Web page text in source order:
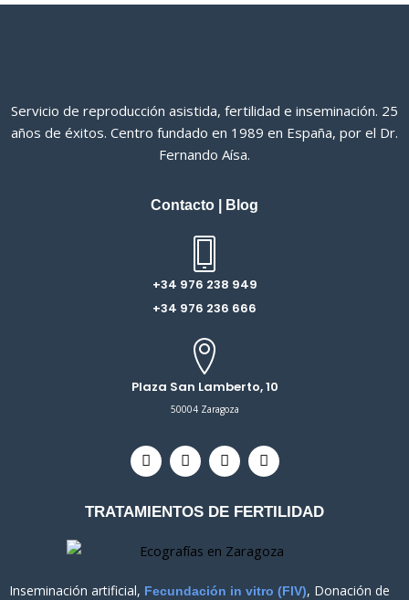
Servicio de reproducción asistida, fertilidad e inseminación. 25
años de éxitos. Centro fundado en 1989 en España, por el Dr.
Fernando Aísa.
Contacto Blog
+34 976 238 949
+34 976 236 666
Plaza San Lamberto, 10
50004 Zaragoza
T
w
t
r
F
a
b
o
k
I
n
a
r
a
L
i
e
i
n
TRATAMIENTOS DE FERTILIDAD
Inseminación artificial, Fecundación in vitro (FIV), Donación de